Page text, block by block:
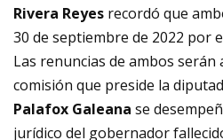
Rivera Reyes recordó que
30 de septiembre de 2022 por
Las renuncias de ambos serán
comisión que preside la
Palafox Galeana se
jurídico del gobernador